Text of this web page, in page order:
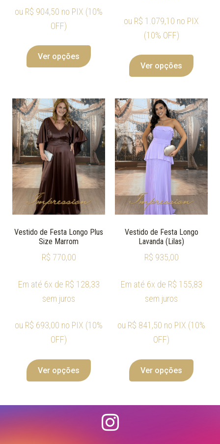
ou R$ 904,50 no PIX (10%
OFF)
Ver opções
ou R$ 1.079,10 no PIX
(10% OFF)
Ver opções
Vestido de Festa Longo Plus
Size Marrom
R$ 770,00
Em até 6x de R$ 128,33
sem juros
ou R$ 693,00 no PIX (10%
OFF)
Ver opções
Vestido de Festa Longo
Lavanda (Lilas)
R$ 935,00
Em até 6x de R$ 155,83
sem juros
ou R$ 841,50 no PIX (10%
OFF)
Ver opções